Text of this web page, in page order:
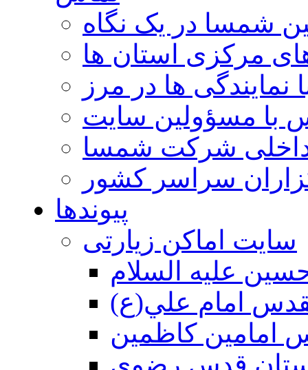
شمسا در یک نگاه
مرکزی استان ها
نمایندگی ها در مرز
با مسؤولین سایت
شرکت شمسا
سراسر کشور
پیوندها
سایت اماکن زیارتی
عليه السلام
امام علي(ع)
امامين كاظمين
قدس رضوي